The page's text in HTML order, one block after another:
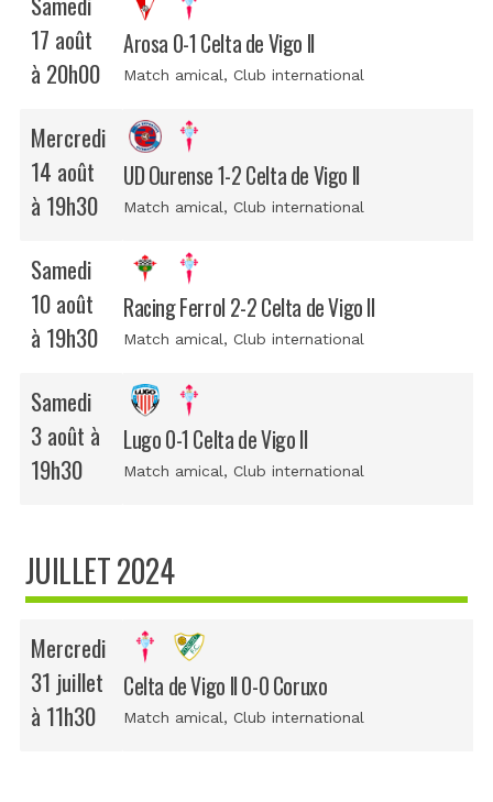
17 août
à 20h00
Arosa 0-1 Celta de Vigo II
Match amical, Club international
Mercredi
14 août
à 19h30
UD Ourense 1-2 Celta de Vigo II
Match amical, Club international
Samedi
10 août
à 19h30
Racing Ferrol 2-2 Celta de Vigo II
Match amical, Club international
Samedi
3 août à
19h30
Lugo 0-1 Celta de Vigo II
Match amical, Club international
JUILLET 2024
Mercredi
31 juillet
à 11h30
Celta de Vigo II 0-0 Coruxo
Match amical, Club international